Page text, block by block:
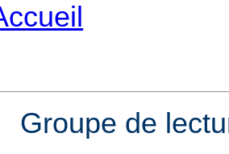
Groupe de